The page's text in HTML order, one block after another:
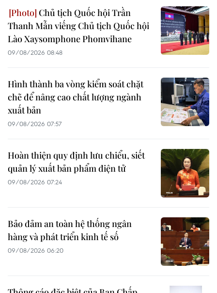
Chủ tịch Quốc hội Trần
Thanh Mẫn viếng Chủ tịch Quốc hội
Lào Xaysomphone Phomvihane
09/08/2026 08:48
Hình thành ba vòng kiểm soát chặt
chẽ để nâng cao chất lượng ngành
xuất bản
09/08/2026 07:57
Hoàn thiện quy định lưu chiểu, siết
quản lý xuất bản phẩm điện tử
09/08/2026 07:24
Bảo đảm an toàn hệ thống ngân
hàng và phát triển kinh tế số
09/08/2026 06:20